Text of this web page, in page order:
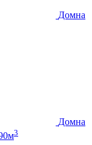
Домна
Домна
3